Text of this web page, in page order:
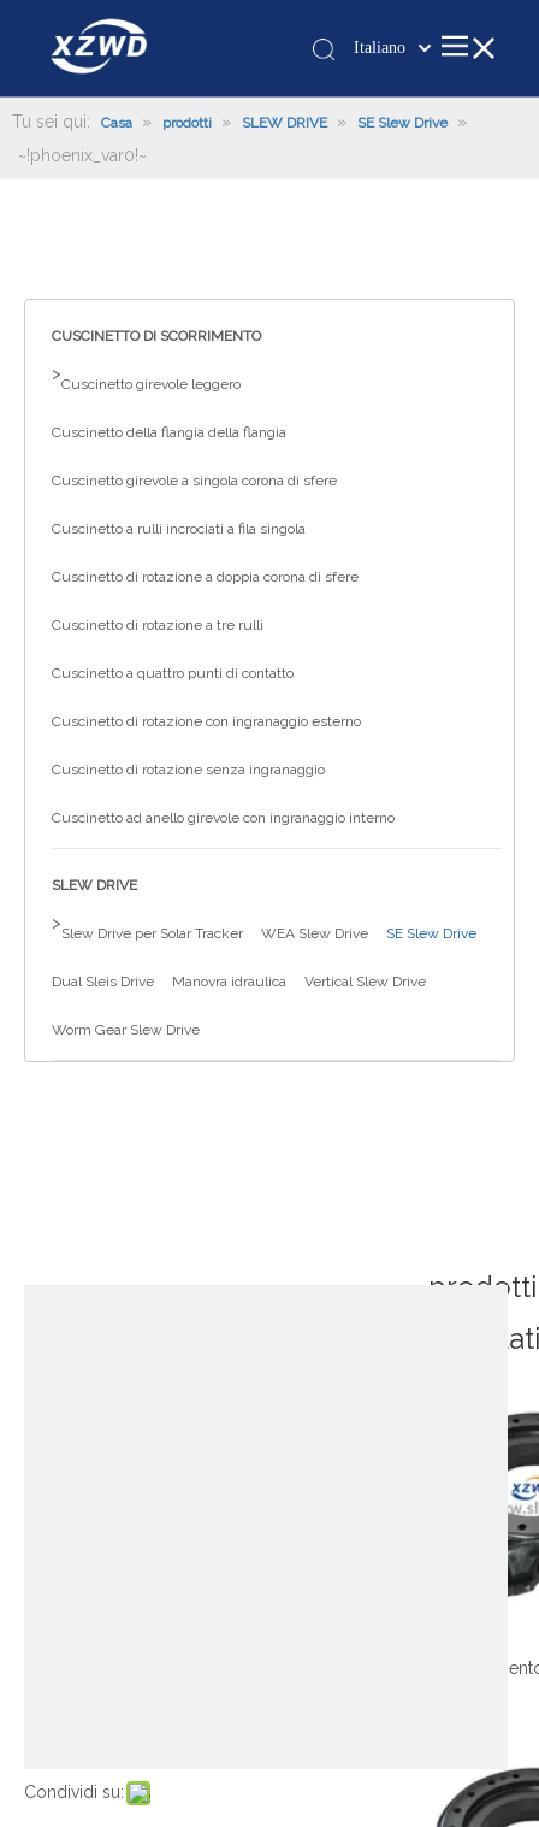
Italiano
românesc
Deutsch
Tu sei qui: Casa » prodotti » SLEW DRIVE » SE Slew Drive
»
~!phoenix_var0!~
CUSCINETTO DI SCORRIMENTO
>
Cuscinetto girevole leggero
Cuscinetto della flangia della flangia
Cuscinetto girevole a singola corona di sfere
Cuscinetto a rulli incrociati a fila singola
Cuscinetto di rotazione a doppia corona di sfere
Cuscinetto di rotazione a tre rulli
Cuscinetto a quattro punti di contatto
Cuscinetto di rotazione con ingranaggio esterno
Cuscinetto di rotazione senza ingranaggio
Cuscinetto ad anello girevole con ingranaggio interno
SLEW DRIVE
>
Slew Drive per Solar Tracker WEA Slew Drive SE Slew Drive
Dual Sleis Drive Manovra idraulica Vertical Slew Drive
Worm Gear Slew Drive
Condividi su:
prodotti
correlati